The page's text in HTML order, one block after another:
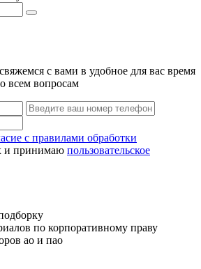
с вами в удобное для вас время
всем вопросам
с правилами обработки
и принимаю пользовательское
по корпоративному праву
ао и пао